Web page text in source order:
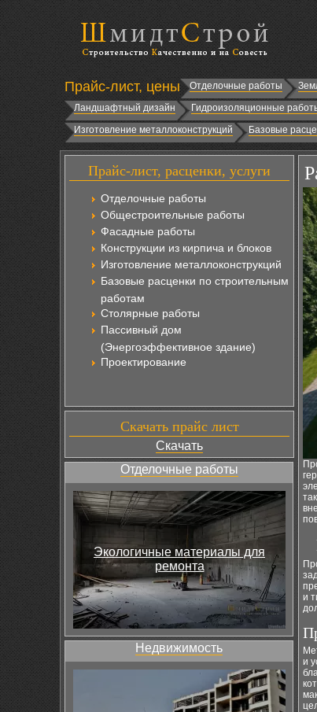
Прайс-лист, цены Отделочные работы
Ландшафтный дизайн
Гидроизоляционные
Изготовление металлоконструкций
Базовые
Прайс-лист, расценки, услуги
Отделочные работы
Общестроительные работы
Фасадные работы
Конструкции из кирпича и блоков
Изготовление металлоконструкций
Базовые расценки по строительным
работам
Столярные работы
Пассивный дом
(Энергоэффективное здание)
Проектирование
Скачать прайс лист
Скачать
Отделочные работы
Экологичные материалы для
ремонта
Недвижимость
и
и